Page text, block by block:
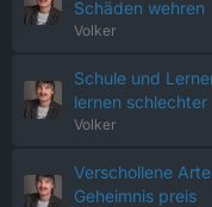
Schäden wehren
Volker
Schule und
lernen schlechter
Volker
Verschollene
Geheimnis preis